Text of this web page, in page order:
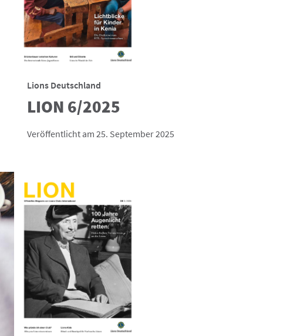
Lions Deutschland
LION 6/2025
Veröffentlicht am 25. September 2025